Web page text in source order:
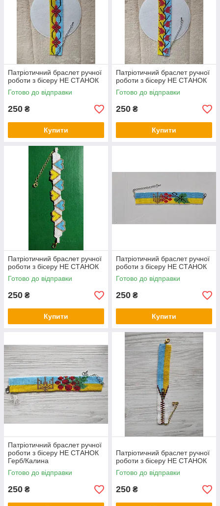
Патріотичний браслет ручної
роботи з бісеру НЕ СТАНОК
Готово до відправки
250 ₴
Купити
Патріотичний браслет ручної
роботи з бісеру НЕ СТАНОК
Готово до відправки
250 ₴
Купити
Патріотичний браслет ручної
роботи з бісеру НЕ СТАНОК
Готово до відправки
250 ₴
Купити
Патріотичний браслет ручної
роботи з бісеру НЕ СТАНОК
Готово до відправки
250 ₴
Купити
Патріотичний браслет ручної
роботи з бісеру НЕ СТАНОК
Герб/Калина
Готово до відправки
250 ₴
Патріотичний браслет ручної
роботи з бісеру НЕ СТАНОК
Готово до відправки
250 ₴